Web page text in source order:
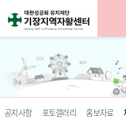
공지사항 포토갤러리 홍보자료